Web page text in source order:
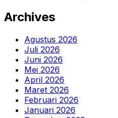
Archives
Agustus 2026
Juli 2026
Juni 2026
Mei 2026
April 2026
Maret 2026
Februari 2026
Januari 2026